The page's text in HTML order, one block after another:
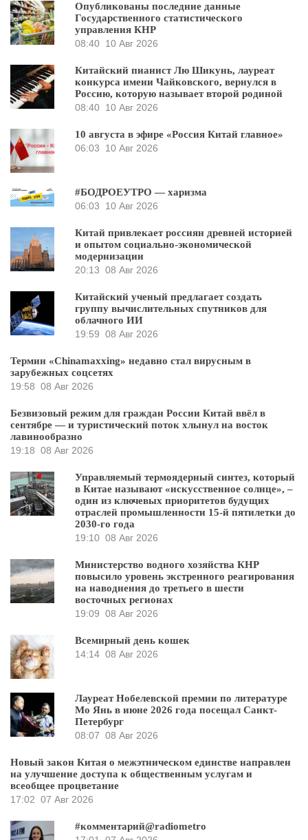
Опубликованы последние данные
Государственного статистического
управления КНР
08:40 10 Авг 2026
Китайский пианист Лю Шикунь, лауреат
конкурса имени Чайковского, вернулся в
Россию, которую называет второй родиной
08:40 10 Авг 2026
10 августа в эфире «Россия Китай главное»
06:03
10 Авг 2026
#БОДРОЕУТРО — харизма
06:03
10 Авг 2026
Китай привлекает россиян древней историей
и опытом социально-экономической
модернизации
20:13 08 Авг 2026
Китайский ученый предлагает создать
группу вычислительных спутников для
облачного ИИ
19:59 08 Авг 2026
Термин «Chinamaxxing» недавно стал вирусным в
зарубежных соцсетях
19:58 08 Авг 2026
Безвизовый режим для граждан России Китай ввёл в
сентябре — и туристический поток хлынул на восток
лавинообразно
19:18 08 Авг 2026
Управляемый термоядерный синтез, который
в Китае называют «искусственное солнце», –
один из ключевых приоритетов будущих
отраслей промышленности 15-й пятилетки до
2030-го года
19:10 08 Авг 2026
Министерство водного хозяйства КНР
повысило уровень экстренного реагирования
на наводнения до третьего в шести
восточных регионах
19:09 08 Авг 2026
Всемирный день кошек
14:14 08 Авг 2026
Лауреат Нобелевской премии по литературе
Мо Янь в июне 2026 года посещал Санкт-
Петербург
08:07 08 Авг 2026
Новый закон Китая о межэтническом единстве направлен
на улучшение доступа к общественным услугам и
всеобщее процветание
17:02 07 Авг 2026
#комментарий@radiometro